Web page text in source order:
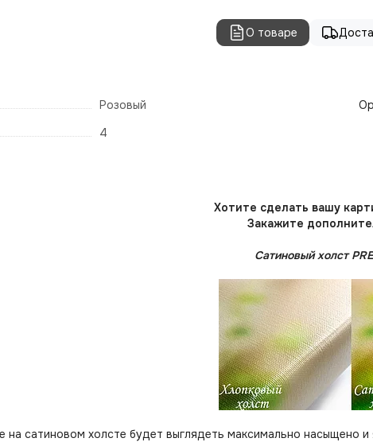
О товаре
Розовый
4
Хотите сделать вашу
Закажите
Сатиновый холст
на сатиновом холсте будет выглядеть максимально насыщено